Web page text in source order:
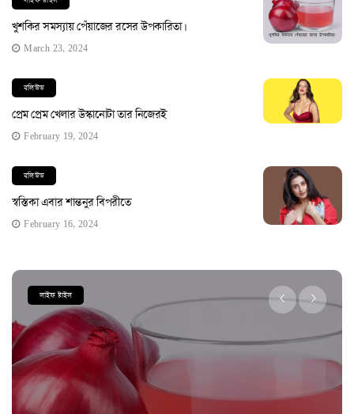
খুশকির সমস্যায় পেঁয়াজের রসের উপকারিতা।
March 23, 2024
বলিউড
প্রেম প্রেম খেলার উস্কানোটা তার নিজেরই
February 19, 2024
বলিউড
স্বস্তিকা এবার শান্তনুর বিপরীতে
February 16, 2024
লাইফ ষ্টাইল